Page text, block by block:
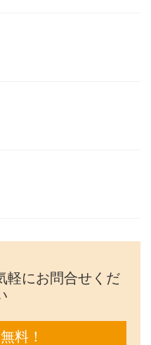
軽にお問合せくだ
料！